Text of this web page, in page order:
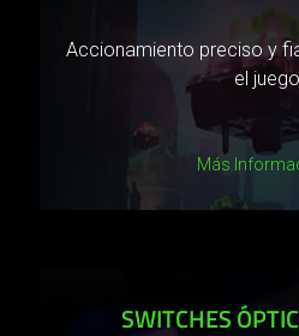
Accionamiento preciso y
el
Más
SWITCHES